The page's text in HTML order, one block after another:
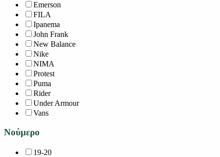
Emerson
FILA
Ipanema
John Frank
New Balance
Nike
NIMA
Protest
Puma
Rider
Under Armour
Vans
Νούμερο
19-20